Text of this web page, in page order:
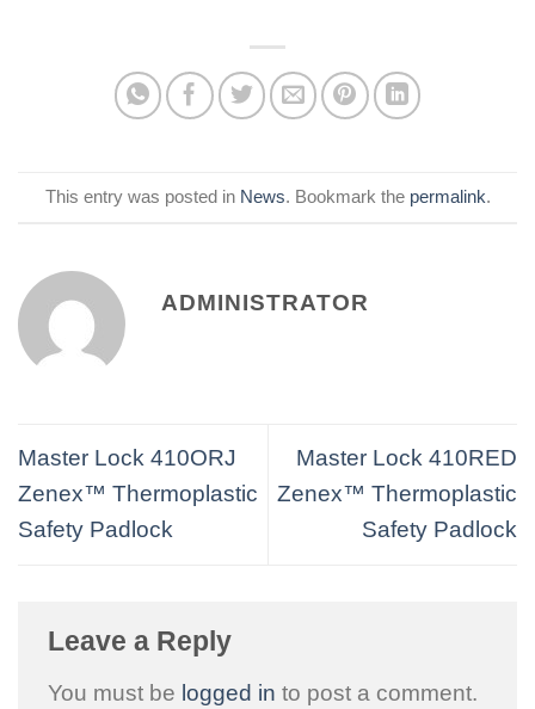
This entry was posted in News. Bookmark the permalink.
ADMINISTRATOR
Master Lock 410ORJ
Zenex™ Thermoplastic
Safety Padlock
Master Lock 410RED
Zenex™ Thermoplastic
Safety Padlock
Leave a Reply
You must be logged in to post a comment.